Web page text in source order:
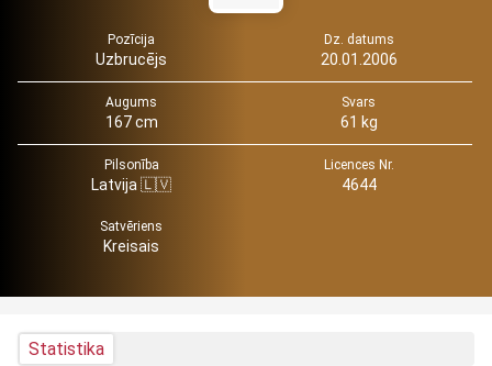
Pozīcija
Uzbrucējs
Dz. datums
20.01.2006
Augums
167 cm
Svars
61 kg
Pilsonība
Latvija 🇱🇻
Licences Nr.
4644
Satvēriens
Kreisais
Statistika